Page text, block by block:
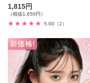
1,815円
（税抜1,650円）
5.00 （2）